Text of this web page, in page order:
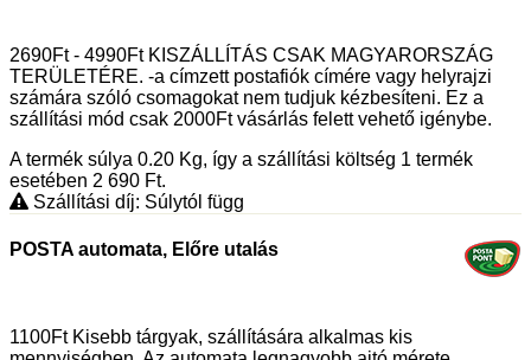
2690Ft - 4990Ft KISZÁLLÍTÁS CSAK MAGYARORSZÁG
TERÜLETÉRE. -a címzett postafiók címére vagy helyrajzi
számára szóló csomagokat nem tudjuk kézbesíteni. Ez a
szállítási mód csak 2000Ft vásárlás felett vehető igénybe.
A termék súlya 0.20 Kg, így a szállítási költség 1 termék
esetében 2 690 Ft.
Szállítási díj: Súlytól függ
POSTA automata, Előre utalás
1100Ft Kisebb tárgyak, szállítására alkalmas kis